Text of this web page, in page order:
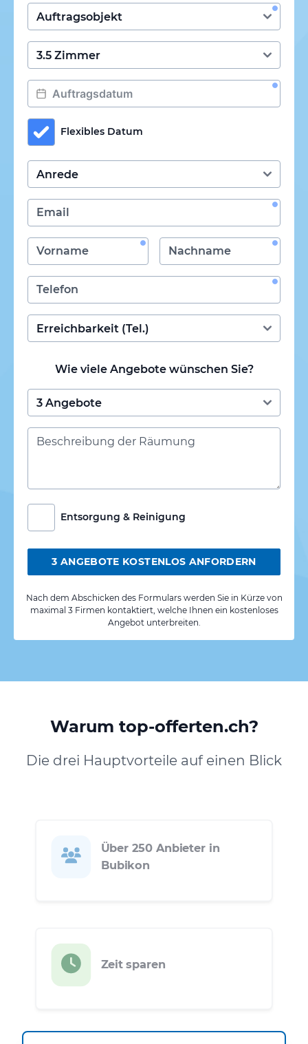
Flexibles Datum
Wie viele Angebote wünschen Sie?
Entsorgung & Reinigung
3 ANGEBOTE KOSTENLOS ANFORDERN
Nach dem Abschicken des Formulars werden Sie in Kürze von
maximal 3 Firmen kontaktiert, welche Ihnen ein kostenloses
Angebot unterbreiten.
Warum top-offerten.ch?
Die drei Hauptvorteile auf einen Blick
Über 250 Anbieter in
Bubikon
Zeit sparen